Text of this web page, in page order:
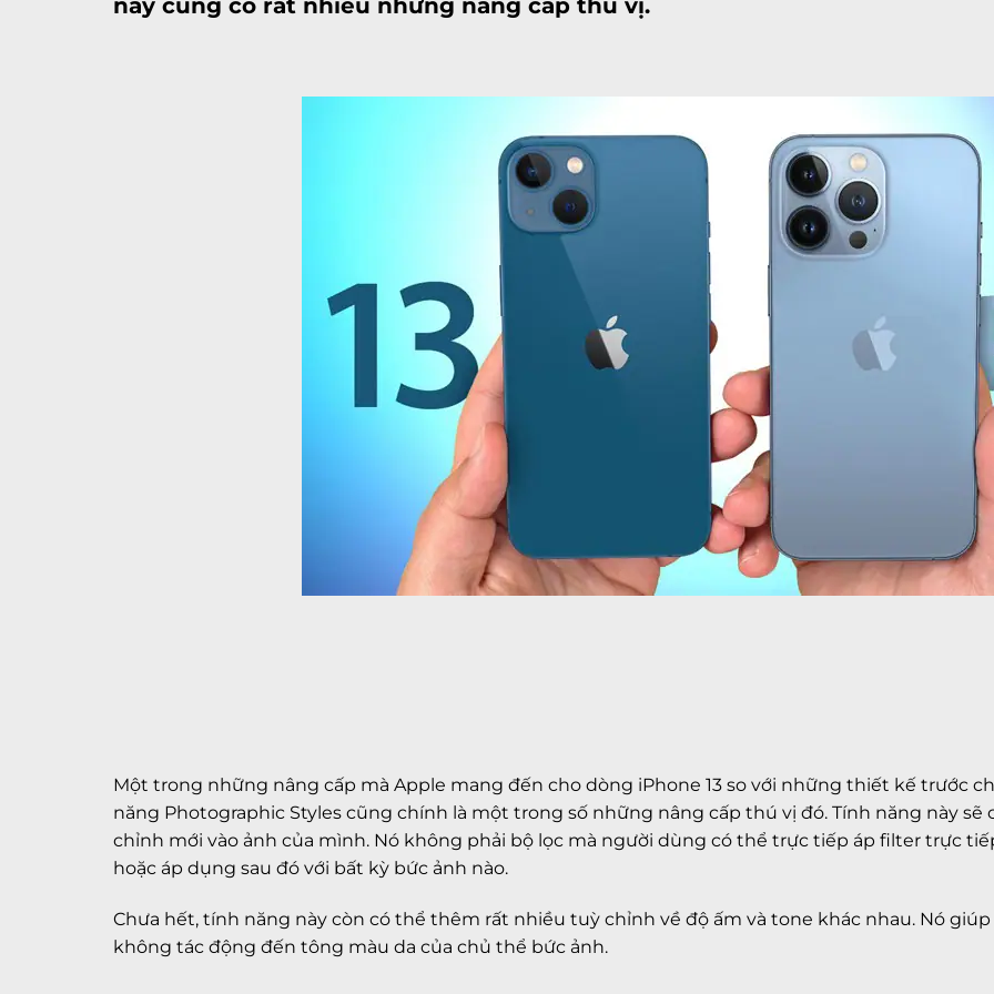
Một trong những nâng cấp mà Apple mang đến cho dòng iPhone 13 so với những thiết kế trước
năng Photographic Styles cũng chính là một trong số những nâng cấp thú vị đó. Tính năng này
chỉnh mới vào ảnh của mình. Nó không phải bộ lọc mà người dùng có thể trực tiếp áp filter trực
hoặc áp dụng sau đó với bất kỳ bức ảnh nào.
Chưa hết, tính năng này còn có thể thêm rất nhiều tuỳ chỉnh về độ ấm và tone khác nhau. Nó
không tác động đến tông màu da của chủ thể bức ảnh.